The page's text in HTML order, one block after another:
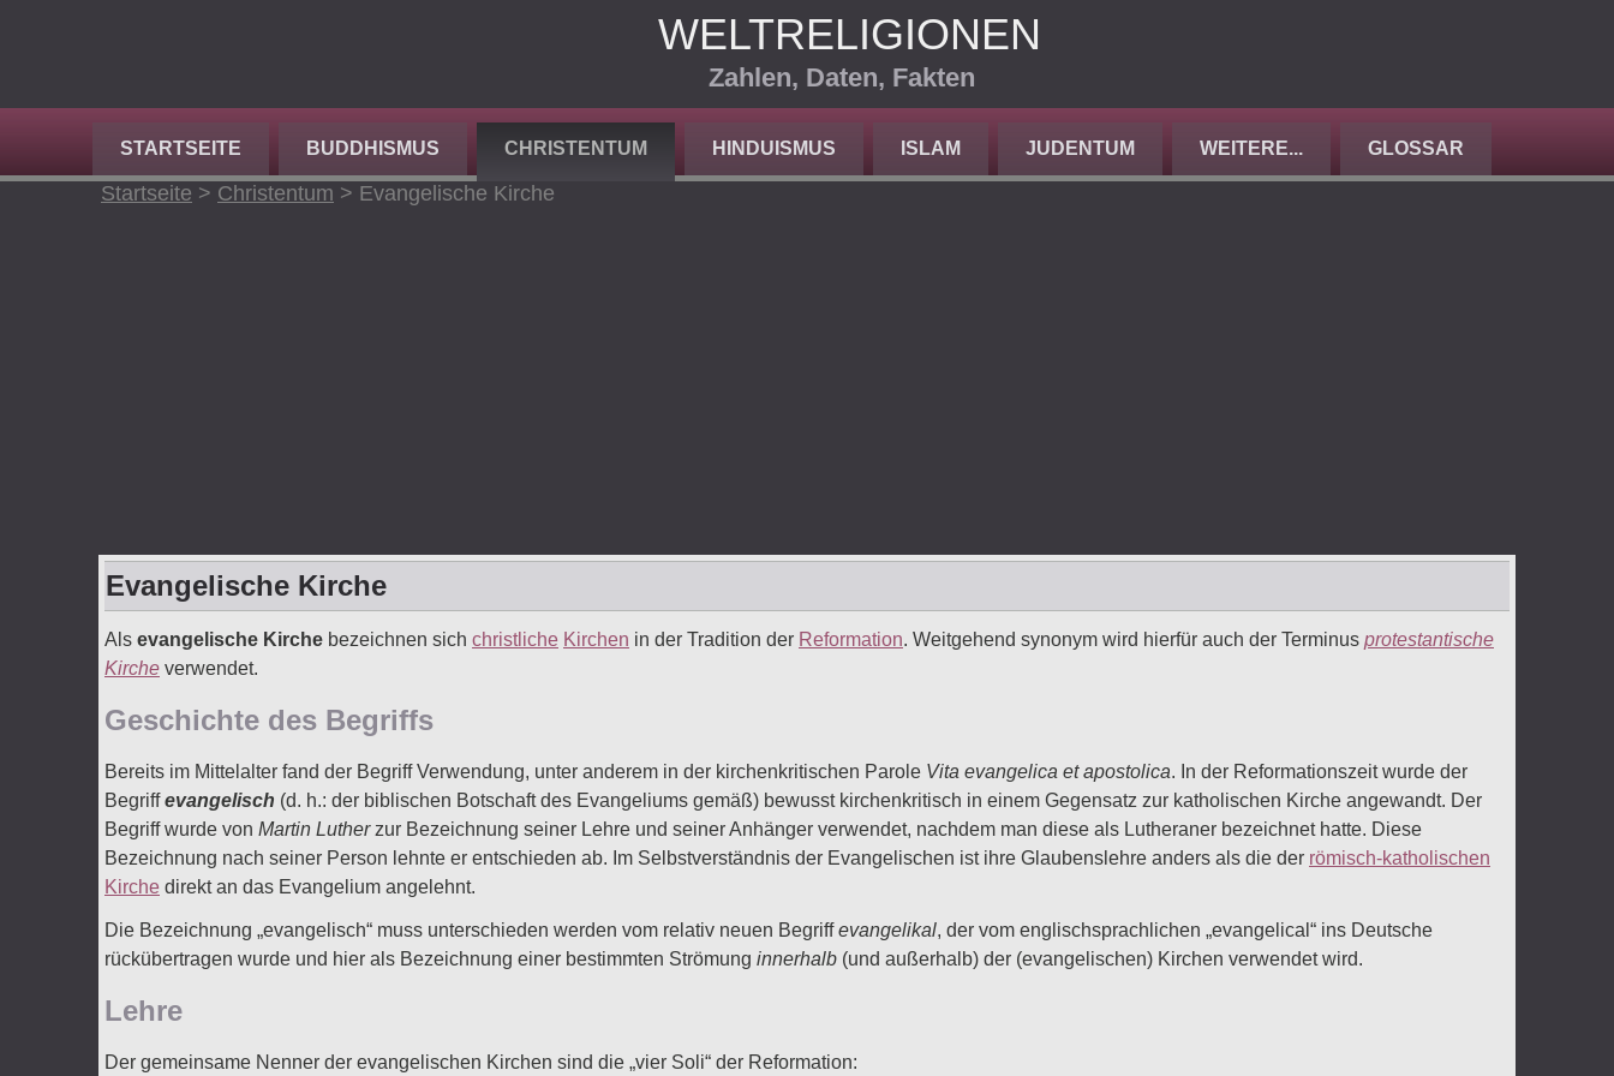
WELTRELIGIONEN
Zahlen, Daten, Fakten
STARTSEITE BUDDHISMUS CHRISTENTUM HINDUISMUS ISLAM JUDENTUM WEITERE... GLOSSAR
Startseite > Christentum > Evangelische Kirche
Evangelische Kirche
Als evangelische Kirche bezeichnen sich christliche Kirchen in der Tradition der Reformation. Weitgehend synonym wird hierfür auch der Terminus protestantische
Kirche verwendet.
Geschichte des Begriffs
Bereits im Mittelalter fand der Begriff Verwendung, unter anderem in der kirchenkritischen Parole Vita evangelica et apostolica. In der Reformationszeit wurde der
Begriffevangelisch (d. h.: der biblischen Botschaft des Evangeliums gemäß) bewusst kirchenkritisch in einem Gegensatz zur katholischen Kirche angewandt. Der
Begriff wurde von Martin Lutherzur Bezeichnung seiner Lehre und seiner Anhänger verwendet, nachdem man diese als Lutheraner bezeichnet hatte. Diese
Bezeichnung nach seiner Person lehnte er entschieden ab. Im Selbstverständnis der Evangelischen ist ihre Glaubenslehre anders als die der römisch-katholischen
Kirche direkt an das Evangelium angelehnt.
Die Bezeichnung „evangelisch“ muss unterschieden werden vom relativ neuen Begriffevangelikal, der vom englischsprachlichen „evangelical“ ins Deutsche
rückübertragen wurde und hier als Bezeichnung einer bestimmten Strömung innerhalb (und außerhalb) der (evangelischen) Kirchen verwendet wird.
Lehre
Der gemeinsame Nenner der evangelischen Kirchen sind die „vier Soli“ der Reformation: